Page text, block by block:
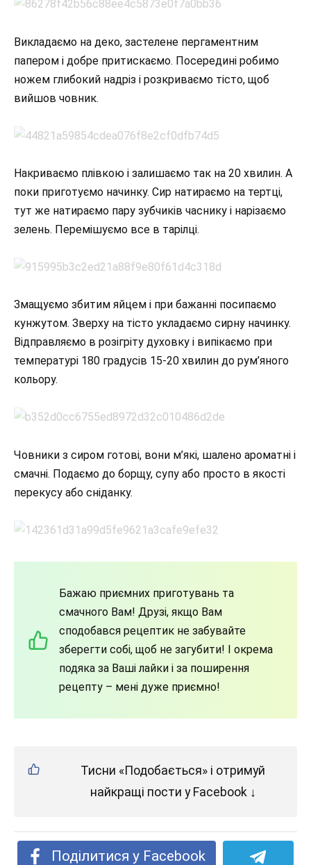
Викладаємо на деко, застелене пергаментним
папером і добре притискаємо. Посередині робимо
ножем глибокий надріз і розкриваємо тісто, щоб
вийшов човник.
Накриваємо плівкою і залишаємо так на 20 хвилин. А
поки приготуємо начинку. Сир натираємо на тертці,
тут же натираємо пару зубчиків часнику і нарізаємо
зелень. Перемішуємо все в тарілці.
Змащуємо збитим яйцем і при бажанні посипаємо
кунжутом. Зверху на тісто укладаємо сирну начинку.
Відправляємо в розігріту духовку і випікаємо при
температурі 180 градусів 15-20 хвилин до рум’яного
кольору.
Човники з сиром готові, вони м’які, шалено ароматні і
смачні. Подаємо до борщу, супу або просто в якості
перекусу або сніданку.
Бажаю приємних приготувань та
смачного Вам! Друзі, якщо Вам
сподобався рецептик не забувайте
зберегти собі, щоб не загубити! І окрема
подяка за Ваші лайки і за поширення
рецепту – мені дуже приємно!
Тисни «Подобається» і отримуй
найкращі пости у Facebook ↓
Поділитися у Facebook